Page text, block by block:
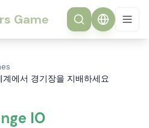
Game
에서 경기장을 지배하세요
IO